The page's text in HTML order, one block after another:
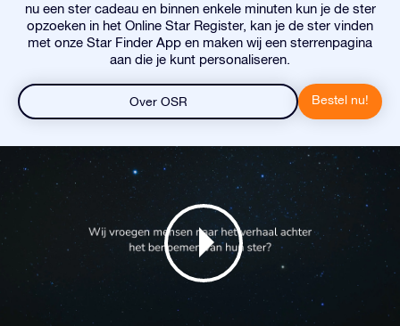
nu een ster cadeau en binnen enkele minuten kun je de ster
opzoeken in het Online Star Register, kan je de ster vinden
met onze Star Finder App en maken wij een sterrenpagina
aan die je kunt personaliseren.
Over OSR Bestel nu!